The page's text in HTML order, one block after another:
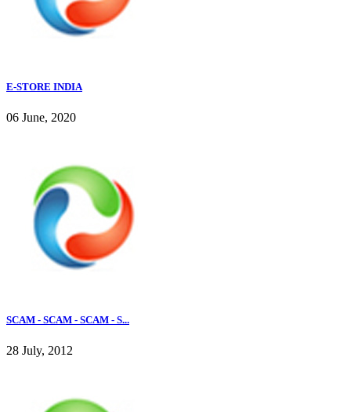
E-STORE INDIA
06 June, 2020
SCAM - SCAM - SCAM - S...
28 July, 2012